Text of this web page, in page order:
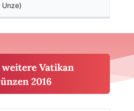
Unze)
weitere Vatikan
2016